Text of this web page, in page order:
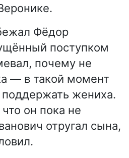
Фёдор
поступком
почему не
— в такой момент
жениха.
он пока не
отругал сына,